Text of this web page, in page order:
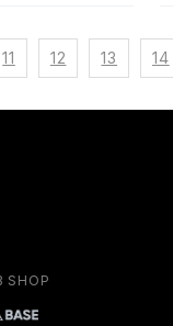
11 12 13 14
SHOP